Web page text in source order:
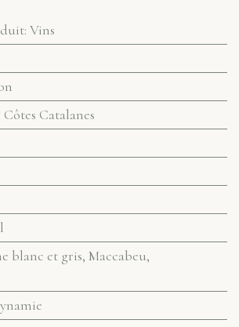
: Vins
Côtes Catalanes
blanc et gris, Maccabeu,